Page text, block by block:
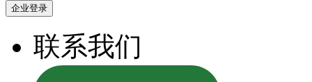
企业登录
联系我们